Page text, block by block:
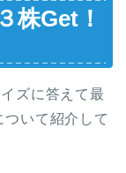
株Get！
ズに答えて最
いて紹介して